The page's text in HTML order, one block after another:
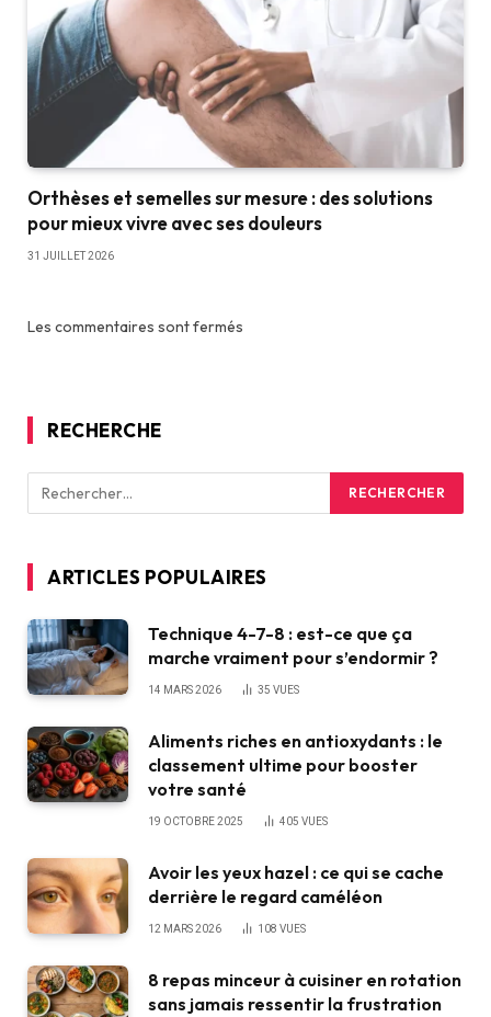
Orthèses et semelles sur mesure : des solutions
pour mieux vivre avec ses douleurs
31 JUILLET 2026
Les commentaires sont fermés
RECHERCHE
ARTICLES POPULAIRES
Technique 4-7-8 : est-ce que ça
marche vraiment pour s’endormir ?
14 MARS 2026 35 VUES
Aliments riches en antioxydants : le
classement ultime pour booster
votre santé
19 OCTOBRE 2025 405 VUES
Avoir les yeux hazel : ce qui se cache
derrière le regard caméléon
12 MARS 2026 108 VUES
8 repas minceur à cuisiner en rotation
sans jamais ressentir la frustration